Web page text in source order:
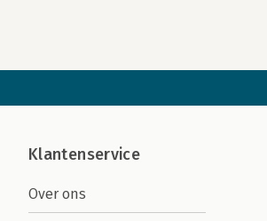
Klantenservice
Over ons